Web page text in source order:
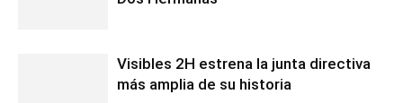
Visibles 2H estrena la junta directiva
más amplia de su historia